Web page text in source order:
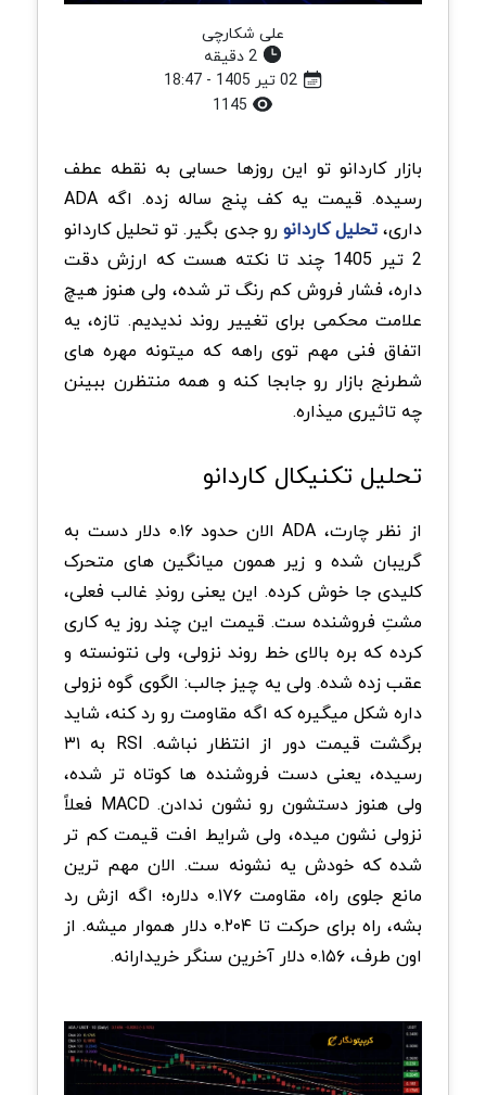
علی شکارچی
2 دقیقه
02 تیر 1405 - 18:47
بازار کاردانو تو این روزها حسابی به نقطه عطف
رسیده. قیمت یه کف پنج ساله زده. اگه ADA
داری،تحلیل کاردانورو جدی بگیر. تو تحلیل کاردانو
2 تیر 1405 چند تا نکته هست که ارزش دقت
داره، فشار فروش کم رنگ تر شده، ولی هنوز هیچ
علامت محکمی برای تغییر روند ندیدیم. تازه، یه
اتفاق فنی مهم توی راهه که میتونه مهره های
شطرنج بازار رو جابجا کنه و همه منتظرن ببینن
چه تاثیری میذاره.
تحلیل تکنیکال کاردانو
از نظر چارت، ADA الان حدود ۰.۱۶ دلار دست به
گریبان شده و زیر همون میانگین های متحرک
کلیدی جا خوش کرده. این یعنی روندِ غالب فعلی،
مشتِ فروشنده ست. قیمت این چند روز یه کاری
کرده که بره بالای خط روند نزولی، ولی نتونسته و
عقب زده شده. ولی یه چیز جالب: الگوی گوه نزولی
داره شکل میگیره که اگه مقاومت رو رد کنه، شاید
برگشت قیمت دور از انتظار نباشه. RSI به ۳۱
رسیده، یعنی دست فروشنده ها کوتاه تر شده،
ولی هنوز دستشون رو نشون ندادن. MACD فعلاً
نزولی نشون میده، ولی شرایط افت قیمت کم تر
شده که خودش یه نشونه ست. الان مهم ترین
مانع جلوی راه، مقاومت ۰.۱۷۶ دلاره؛ اگه ازش رد
بشه، راه برای حرکت تا ۰.۲۰۴ دلار هموار میشه. از
اون طرف، ۰.۱۵۶ دلار آخرین سنگر خریدارانه.